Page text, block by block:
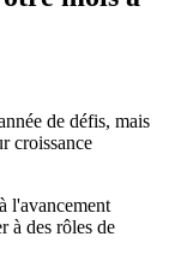
de défis, mais
croissance
l'avancement
à des rôles de